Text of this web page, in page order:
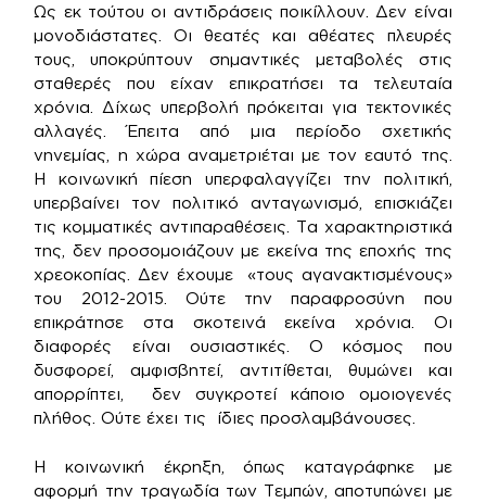
Ως εκ τούτου οι αντιδράσεις ποικίλλουν. Δεν είναι
μονοδιάστατες. Οι θεατές και αθέατες πλευρές
τους, υποκρύπτουν σημαντικές μεταβολές στις
σταθερές που είχαν επικρατήσει τα τελευταία
χρόνια. Δίχως υπερβολή πρόκειται για τεκτονικές
αλλαγές. Έπειτα από μια περίοδο σχετικής
νηνεμίας, η χώρα αναμετριέται με τον εαυτό της.
Η κοινωνική πίεση υπερφαλαγγίζει την πολιτική,
υπερβαίνει τον πολιτικό ανταγωνισμό, επισκιάζει
τις κομματικές αντιπαραθέσεις. Τα χαρακτηριστικά
της, δεν προσομοιάζουν με εκείνα της εποχής της
χρεοκοπίας. Δεν έχουμε «τους αγανακτισμένους»
του 2012-2015. Ούτε την παραφροσύνη που
επικράτησε στα σκοτεινά εκείνα χρόνια. Οι
διαφορές είναι ουσιαστικές. Ο κόσμος που
δυσφορεί, αμφισβητεί, αντιτίθεται, θυμώνει και
απορρίπτει, δεν συγκροτεί κάποιο ομοιογενές
πλήθος. Ούτε έχει τις ίδιες προσλαμβάνουσες.
Η κοινωνική έκρηξη, όπως καταγράφηκε με
αφορμή την τραγωδία των Τεμπών, αποτυπώνει με